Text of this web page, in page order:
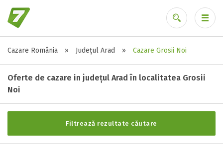
Cazare România » Județul Arad » Cazare Grosii Noi
Oferte de cazare in județul Arad în localitatea Grosii
Noi
Filtrează rezultate căutare
Stele / margarete
Neclasificat
3 stele / margarete
4 stele / margarete